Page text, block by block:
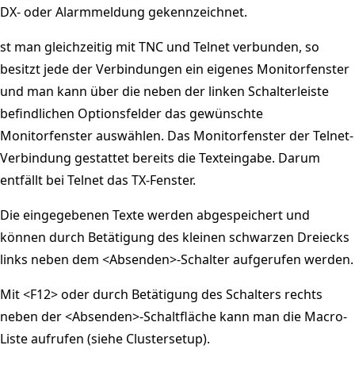
DX- oder Alarmmeldung gekennzeichnet.
st man gleichzeitig mit TNC und Telnet verbunden, so
besitzt jede der Verbindungen ein eigenes Monitorfenster
und man kann über die neben der linken Schalterleiste
befindlichen Optionsfelder das gewünschte
Monitorfenster auswählen. Das Monitorfenster der Telnet-
Verbindung gestattet bereits die Texteingabe. Darum
entfällt bei Telnet das TX-Fenster.
Die eingegebenen Texte werden abgespeichert und
können durch Betätigung des kleinen schwarzen Dreiecks
links neben dem <Absenden>-Schalter aufgerufen werden.
Mit <F12> oder durch Betätigung des Schalters rechts
neben der <Absenden>-Schaltfläche kann man die Macro-
Liste aufrufen (siehe Clustersetup).